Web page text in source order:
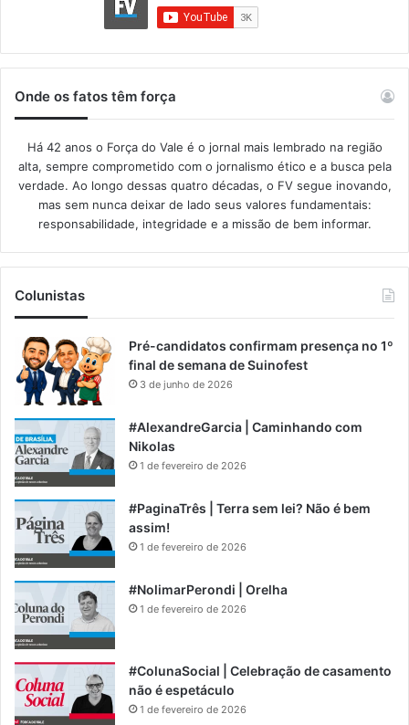
Onde os fatos têm força
Há 42 anos o Força do Vale é o jornal mais lembrado na região
alta, sempre comprometido com o jornalismo ético e a busca pela
verdade. Ao longo dessas quatro décadas, o FV segue inovando,
mas sem nunca deixar de lado seus valores fundamentais:
responsabilidade, integridade e a missão de bem informar.​
Colunistas
Pré-candidatos confirmam presença no 1º
final de semana de Suinofest
3 de junho de 2026
#AlexandreGarcia | Caminhando com
Nikolas
1 de fevereiro de 2026
#PaginaTrês | Terra sem lei? Não é bem
assim!
1 de fevereiro de 2026
#NolimarPerondi | Orelha
1 de fevereiro de 2026
#ColunaSocial | Celebração de casamento
não é espetáculo
1 de fevereiro de 2026